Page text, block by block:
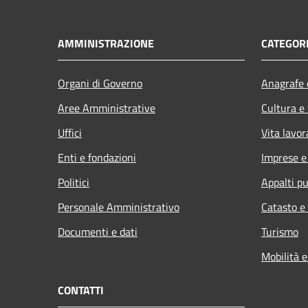
AMMINISTRAZIONE
Organi di Governo
Aree Amministrative
Uffici
Enti e fondazioni
Politici
Personale Amministrativo
Documenti e dati
Cultura
Vita
Imprese
Appalti
Catasto
Turismo
Mobilità
CONTATTI